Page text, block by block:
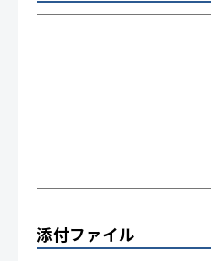
添付ファイル